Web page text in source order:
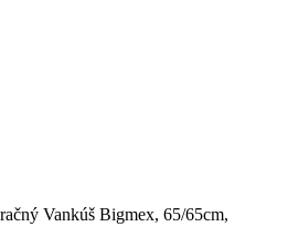
Vankúš Bigmex, 65/65cm,